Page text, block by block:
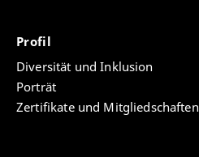
Profil
Diversität und Inklusion
Porträt
Zertifikate und Mitgliedschaften